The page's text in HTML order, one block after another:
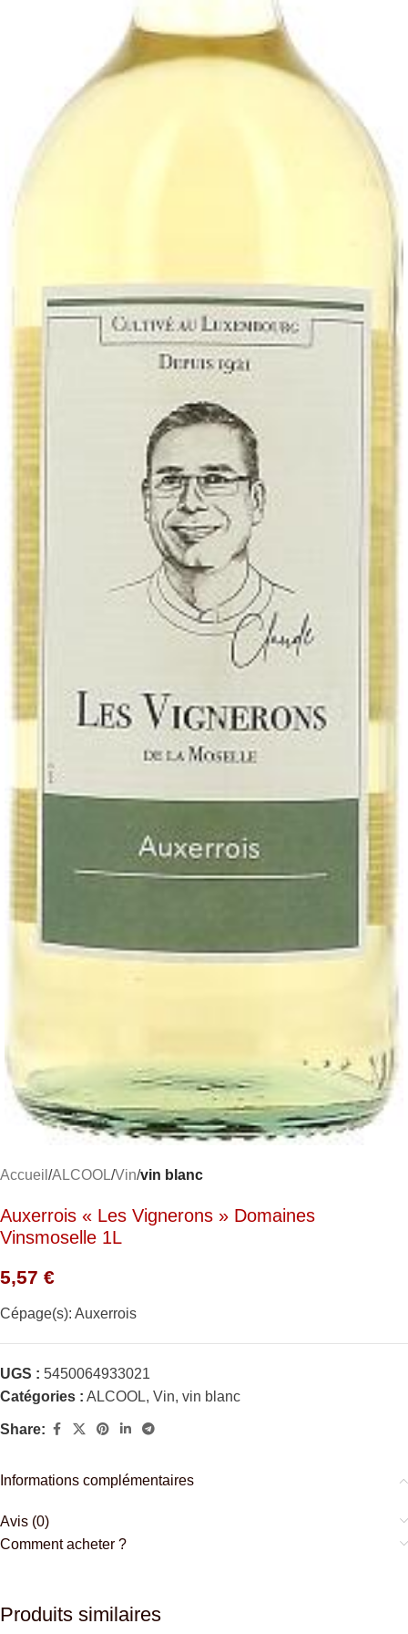
Accueil ALCOOL Vin vin blanc
Auxerrois « Les Vignerons » Domaines
Vinsmoselle 1L
5,57 €
Cépage(s): Auxerrois
UGS : 5450064933021
Catégories : ALCOOL, Vin, vin blanc
Share:
Informations complémentaires
Avis (0)
Comment acheter ?
Produits similaires